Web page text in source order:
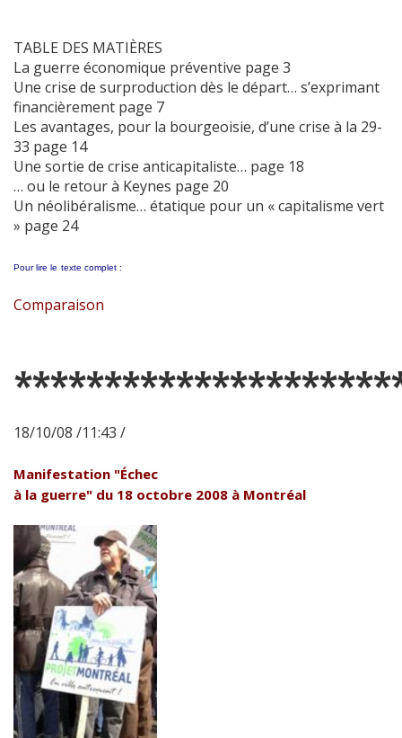
TABLE DES MATIÈRES
La guerre économique préventive page 3
Une crise de surproduction dès le départ… s’exprimant
financièrement page 7
Les avantages, pour la bourgeoisie, d’une crise à la 29-
33 page 14
Une sortie de crise anticapitaliste… page 18
… ou le retour à Keynes page 20
Un néolibéralisme… étatique pour un « capitalisme vert
» page 24
Pour lire le texte complet :
Comparaison
18/10/08 /11:43 /
Manifestation "Échec
à la guerre" du 18 octobre 2008 à Montréal